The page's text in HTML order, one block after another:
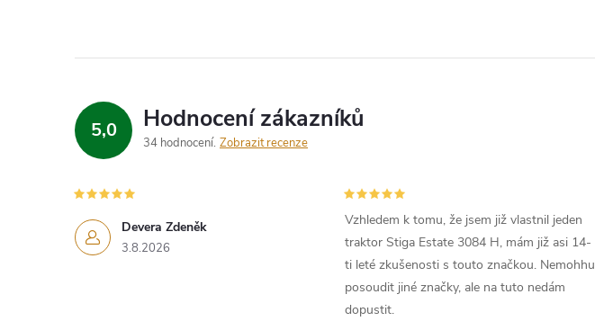
c
v
k
y
v
5,0 Hodnocení zákazníků
34 hodnocení Zobrazit recenze
Devera Zdeněk
3.8.2026
Vzhledem k tomu, že jsem již vlastnil jeden
traktor Stiga Estate 3084 H, mám již asi 14-
ti leté zkušenosti s touto značkou. Nemohhu
posoudit jiné značky, ale na tuto nedám
dopustit.